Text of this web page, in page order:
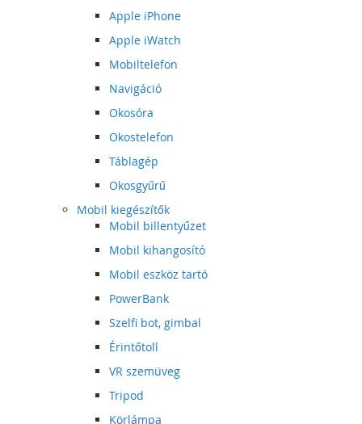
Apple iPhone
Apple iWatch
Mobiltelefon
Navigáció
Okosóra
Okostelefon
Táblagép
Okosgyűrű
Mobil kiegészítők
Mobil billentyűzet
Mobil kihangosító
Mobil eszköz tartó
PowerBank
Szelfi bot, gimbal
Érintőtoll
VR szemüveg
Tripod
Körlámpa